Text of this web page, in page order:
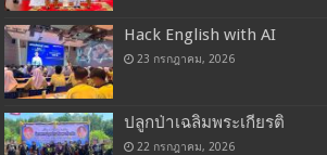
Hack English with AI
23 กรกฎาคม, 2026
ปลูกป่าเฉลิมพระเกียรติ
22 กรกฎาคม, 2026